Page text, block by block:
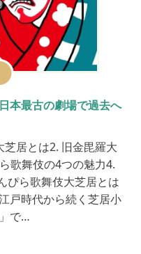
本最古の劇場で過去へ
居とは2. 旧金毘羅大
歌舞伎の4つの魅力4.
ぴら歌舞伎大芝居とは
戸時代から続く芝居小
で…